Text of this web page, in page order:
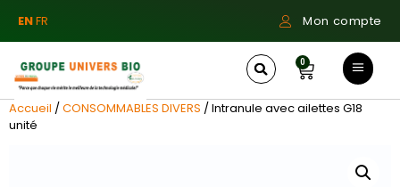
ENFR Mon compte
0
Accueil /CONSOMMABLES DIVERS / Intranule avec ailettes G18
unité